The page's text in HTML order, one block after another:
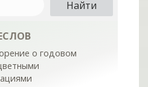
о годовом